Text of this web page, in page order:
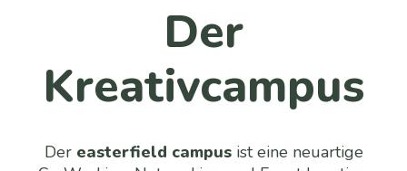
Der
Kreativcampus
Der easterfield campusist eine neuartige